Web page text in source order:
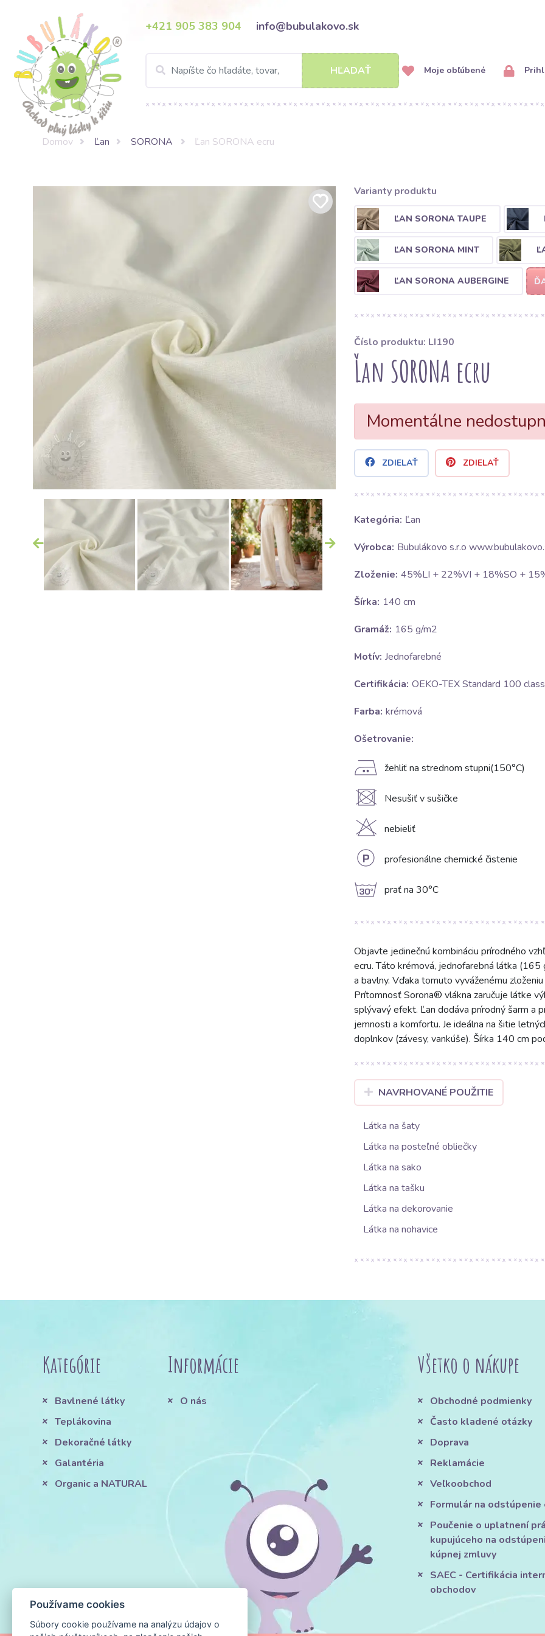
+421 905 383 904 info@bubulakovo.sk
HĽADAŤ Moje obľúbené
Domov Ľan SORONA Ľan SORONA ecru
Varianty produktu
ĽAN SORONA TAUPE
ĽAN SORONA MINT
ĽAN SORONA AUBERGINE
Číslo produktu: LI190
Ľan SORONA ecru
Momentálne
ZDIELAŤ ZDIELAŤ
Kategória: Ľan
Výrobca: Bubulákovo s.r.o
Zloženie: 45%LI + 22%VI + 18%SO +
Šírka: 140 cm
Gramáž: 165 g/m2
Motív: Jednofarebné
Certifikácia: OEKO-TEX Standard 100
Farba: krémová
Ošetrovanie:
E žehliť na strednom stupni(150°C)
U Nesušiť v sušičke
H nebieliť
L profesionálne chemické čistenie
g prať na 30°C
Objavte jedinečnú kombináciu prírodného
ecru. Táto krémová, jednofarebná látka
a bavlny. Vďaka tomuto vyváženému
Prítomnosť Sorona® vlákna zaručuje látke
splývavý efekt. Ľan dodáva prírodný šarm a
jemnosti a komfortu. Je ideálna na šitie
doplnkov (závesy, vankúše). Šírka 140 cm
NAVRHOVANÉ POUŽITIE
Látka na šaty
Látka na posteľné obliečky
Látka na sako
Látka na tašku
Látka na dekorovanie
Látka na nohavice
Kategórie
Bavlnené látky
Teplákovina
Dekoračné látky
Galantéria
Organic a NATURAL
Informácie
O nás
Všetko o nákupe
Obchodné podmienky
Často kladené otázky
Doprava
Reklamácie
Veľkoobchod
Formulár na odstúpenie
Poučenie o uplatnení
kupujúceho na
kúpnej zmluvy
SAEC - Certifikácia
obchodov
Používame cookies
Súbory cookie používame na analýzu údajov o